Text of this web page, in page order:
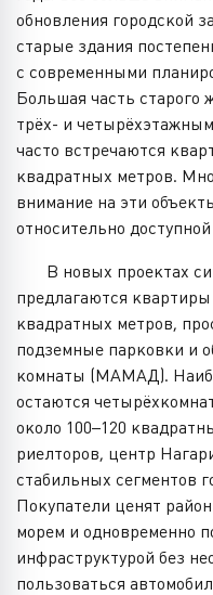
обновления городской
старые здания
с современными
Большая часть старого
трёх- и
часто встречаются
квадратных метров.
внимание на эти
относительно
В новых проектах
предлагаются
квадратных метров,
подземные парковки и
комнаты (МАМАД).
остаются
около 100–120
риелторов, центр
стабильных сегментов
Покупатели ценят
морем и одновременно
инфраструктурой без
пользоваться